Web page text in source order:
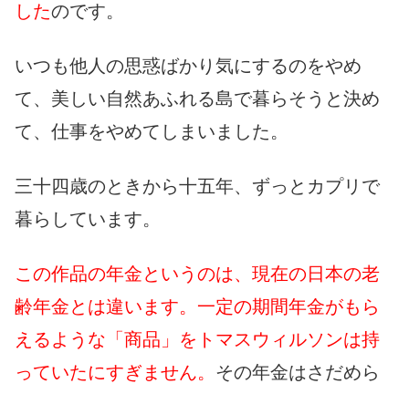
したのです。
いつも他人の思惑ばかり気にするのをやめ
て、美しい自然あふれる島で暮らそうと決め
て、仕事をやめてしまいました。
三十四歳のときから十五年、ずっとカプリで
暮らしています。
この作品の年金というのは、現在の日本の老
齢年金とは違います。一定の期間年金がもら
えるような「商品」をトマスウィルソンは持
っていたにすぎません。 その年金はさだめら